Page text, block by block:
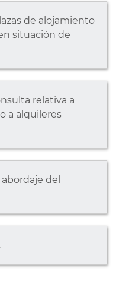
de alojamiento
situación de
relativa a
a alquileres
del